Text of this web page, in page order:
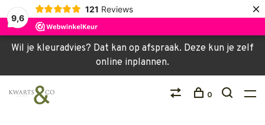
9,6
121 Reviews ×
Wil je kleuradvies? Dat kan op afspraak. Deze kun je zelf
online inplannen.
0